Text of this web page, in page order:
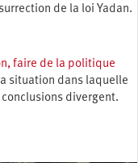
de la loi Yadan.
faire de la politique
situation dans laquelle
divergent.